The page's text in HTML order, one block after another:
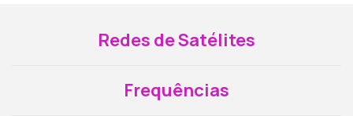
Redes de Satélites
Frequências